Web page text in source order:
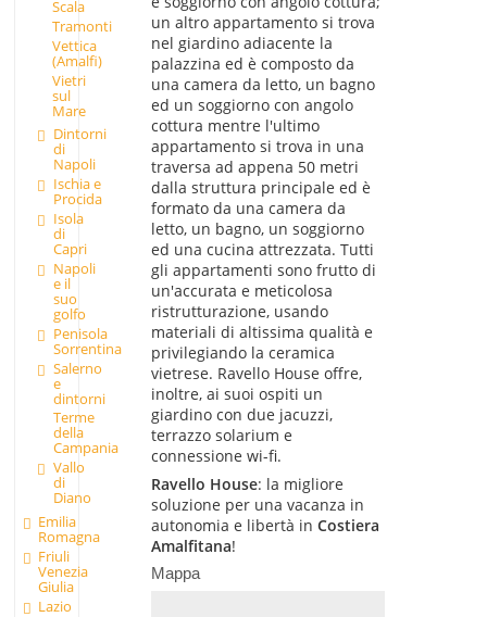
Scala
Tramonti
Vettica
(Amalfi)
Vietri
sul
Mare
Dintorni
di
Napoli
Ischia e
Procida
Isola
di
Capri
Napoli
e il
suo
golfo
Penisola
Sorrentina
Salerno
e
dintorni
Terme
della
Campania
Vallo
di
Diano
Emilia
Romagna
Friuli
Venezia
Giulia
Lazio
un altro appartamento si trova
nel giardino adiacente la
palazzina ed è composto da
una camera da letto, un bagno
ed un soggiorno con angolo
cottura mentre l'ultimo
appartamento si trova in una
traversa ad appena 50 metri
dalla struttura principale ed è
formato da una camera da
letto, un bagno, un soggiorno
ed una cucina attrezzata. Tutti
gli appartamenti sono frutto di
un'accurata e meticolosa
ristrutturazione, usando
materiali di altissima qualità e
privilegiando la ceramica
vietrese. Ravello House offre,
inoltre, ai suoi ospiti un
giardino con due jacuzzi,
terrazzo solarium e
connessione wi-fi.
Ravello House: la migliore
soluzione per una vacanza in
autonomia e libertà in Costiera
Amalfitana!
Mappa